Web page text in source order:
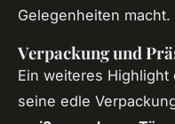
Gelegenheiten macht.
Verpackung und
Ein weiteres Highlight
seine edle